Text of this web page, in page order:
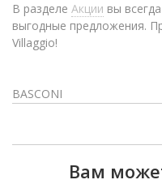
В разделе Акции вы
выгодные предложения.
Villaggio!
BASCONI
Вам